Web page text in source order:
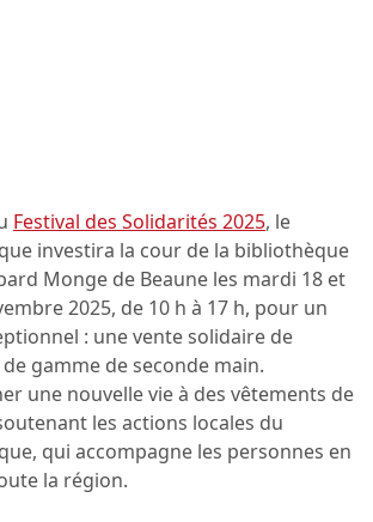
Festival des Solidarités 2025, le
investira la cour de la bibliothèque
Monge de Beaune les mardi 18 et
2025, de 10 h à 17 h, pour un
: une vente solidaire de
gamme de seconde main.
une nouvelle vie à des vêtements de
les actions locales du
qui accompagne les personnes en
la région.